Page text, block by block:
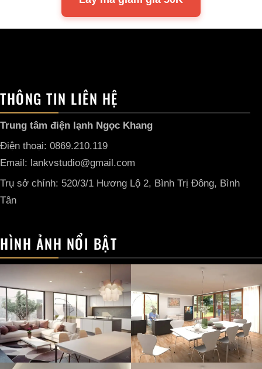
THÔNG TIN LIÊN HỆ
Trung tâm điện lạnh Ngọc Khang
Điện thoại: 0869.210.119
Email: lankvstudio@gmail.com
Trụ sở chính: 520/3/1 Hương Lộ 2, Bình Trị Đông, Bình
Tân
HÌNH ẢNH NỔI BẬT